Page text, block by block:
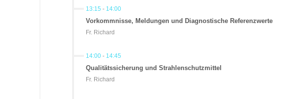
13:15 - 14:00
Vorkommnisse, Meldungen und Diagnostische Referenzwerte
Fr. Richard
14:00- 14:45
Qualitätssicherung und Strahlenschutzmittel
Fr. Richard